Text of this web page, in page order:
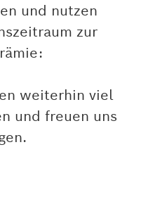
und nutzen
zur
weiterhin viel
und freuen uns